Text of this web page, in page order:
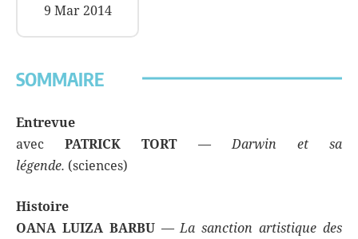
9 Mar 2014
SOMMAIRE
Entrevue
avecPATRICK TORT—Darwin et sa
légende. (sciences)
Histoire
OANA LUIZA BARBU—La sanction artistique des